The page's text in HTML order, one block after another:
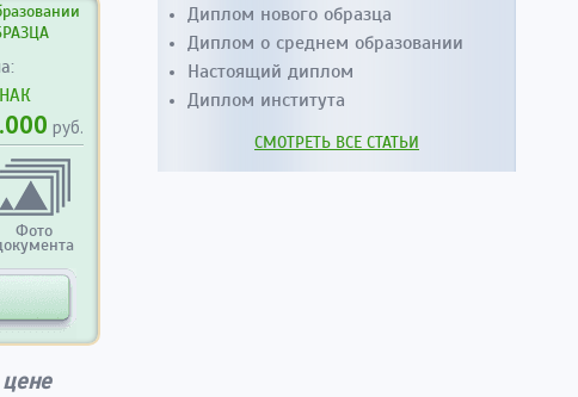
руб.
Фото
Диплом нового образца
Диплом о среднем образовании
Настоящий диплом
Диплом института
СМОТРЕТЬ ВСЕ СТАТЬИ